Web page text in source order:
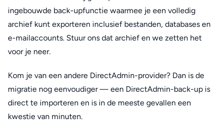
ingebouwde back-upfunctie waarmee je een volledig
archief kunt exporteren inclusief bestanden, databases en
e-mailaccounts. Stuur ons dat archief en we zetten het
voor je neer.
Kom je van een andere DirectAdmin-provider? Dan is de
migratie nog eenvoudiger — een DirectAdmin-back-up is
direct te importeren en is in de meeste gevallen een
kwestie van minuten.